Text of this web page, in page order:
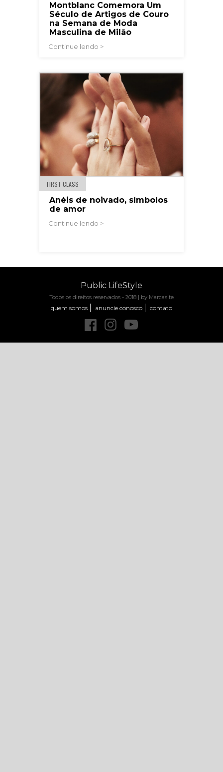
Montblanc Comemora Um
Século de Artigos de Couro
na Semana de Moda
Masculina de Milão
Continue lendo >
FIRST CLASS
Anéis de noivado, símbolos
de amor
Continue lendo >
Public LifeStyle
Todos os direitos reservados - 2018 | by Marcasite
quem somos anuncie conosco contato